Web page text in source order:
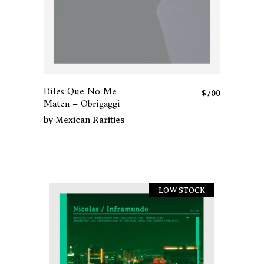
producto
múltiples
variantes.
Las
en
la
página
producto
Diles Que No Me
Maten – Obrigaggi
$700
by Mexican Rarities
LOW STOCK